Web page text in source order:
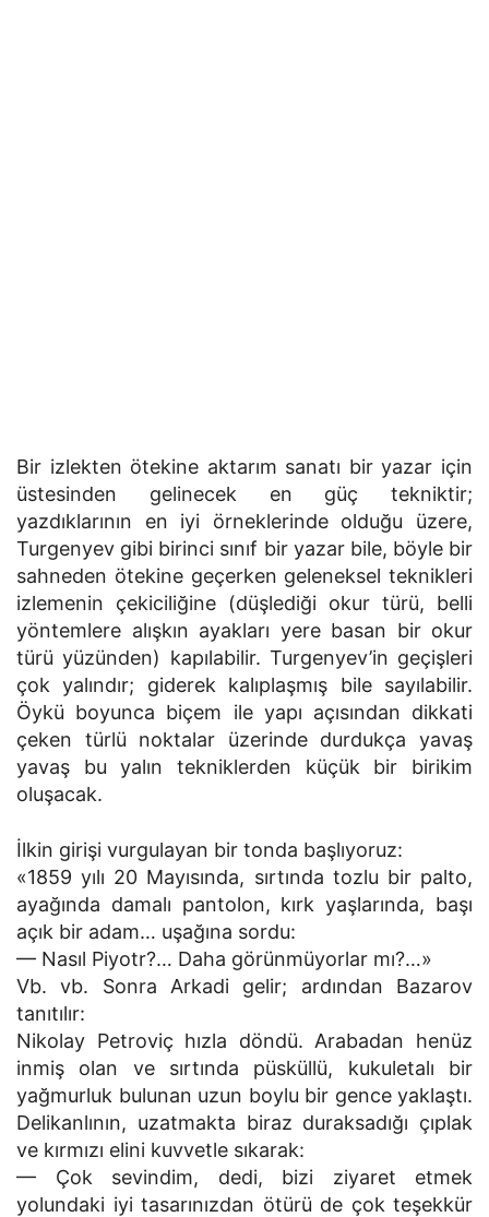
Bir izlekten ötekine aktarım sanatı bir yazar için
üstesinden gelinecek en güç tekniktir;
yazdıklarının en iyi örneklerinde olduğu üzere,
Turgenyev gibi birinci sınıf bir yazar bile, böyle bir
sahneden ötekine geçerken geleneksel teknikleri
izlemenin çekiciliğine (düşlediği okur türü, belli
yöntemlere alışkın ayakları yere basan bir okur
türü yüzünden) kapılabilir. Turgenyev’in geçişleri
çok yalındır; giderek kalıplaşmış bile sayılabilir.
Öykü boyunca biçem ile yapı açısından dikkati
çeken türlü noktalar üzerinde durdukça yavaş
yavaş bu yalın tekniklerden küçük bir birikim
oluşacak.
İlkin girişi vurgulayan bir tonda başlıyoruz:
«1859 yılı 20 Mayısında, sırtında tozlu bir palto,
ayağında damalı pantolon, kırk yaşlarında, başı
açık bir adam… uşağına sordu:
— Nasıl Piyotr?… Daha görünmüyorlar mı?…»
Vb. vb. Sonra Arkadi gelir; ardından Bazarov
tanıtılır:
Nikolay Petroviç hızla döndü. Arabadan henüz
inmiş olan ve sırtında püsküllü, kukuletalı bir
yağmurluk bulunan uzun boylu bir gence yaklaştı.
Delikanlının, uzatmakta biraz duraksadığı çıplak
ve kırmızı elini kuvvetle sıkarak:
— Çok sevindim, dedi, bizi ziyaret etmek
yolundaki iyi tasarınızdan ötürü de çok teşekkür